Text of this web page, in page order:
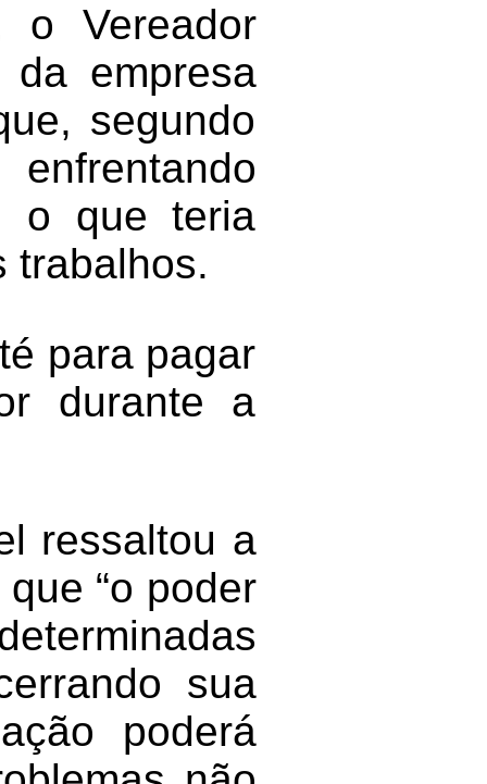
Vereador
da empresa
segundo
o que teria
trabalhos.
para pagar
durante a
ressaltou a
“o poder
sua
poderá